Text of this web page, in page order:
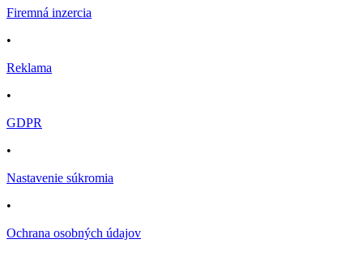
Firemná inzercia
•
Reklama
•
GDPR
•
Nastavenie súkromia
•
Ochrana osobných údajov